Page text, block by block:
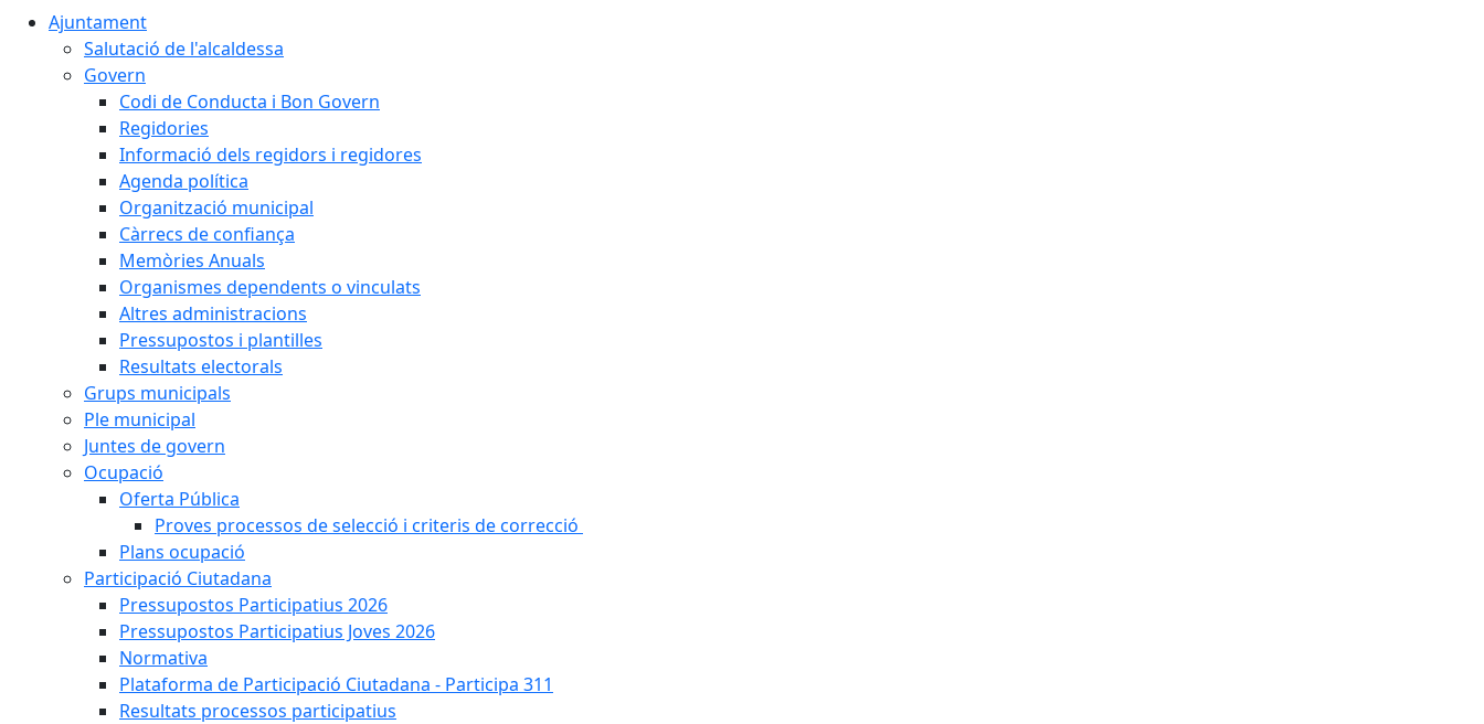
Ajuntament
Salutació de l'alcaldessa
Govern
Codi de Conducta i Bon Govern
Regidories
Informació dels regidors i regidores
Agenda política
Organització municipal
Càrrecs de confiança
Memòries Anuals
Organismes dependents o vinculats
Altres administracions
Pressupostos i plantilles
Resultats electorals
Grups municipals
Ple municipal
Juntes de govern
Ocupació
Oferta Pública
Proves processos de selecció i criteris de correcció
Plans ocupació
Participació Ciutadana
Pressupostos Participatius 2026
Pressupostos Participatius Joves 2026
Normativa
Plataforma de Participació Ciutadana - Participa 311
Resultats processos participatius